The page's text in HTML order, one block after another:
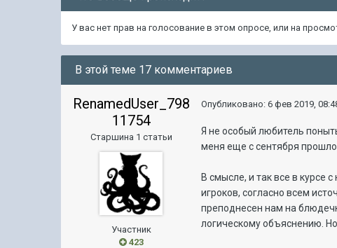
У вас нет прав на голосование в этом опросе, или на
В этой теме 17 комментариев
RenamedUser_798
11754
Старшина 1 статьи
Участник
423
Опубликовано:6 фев 2019,
Я не особый любитель
меня еще с сентября
В смысле, и так все в
игроков, согласно всем
преподнесен нам на
логическому объяснению.